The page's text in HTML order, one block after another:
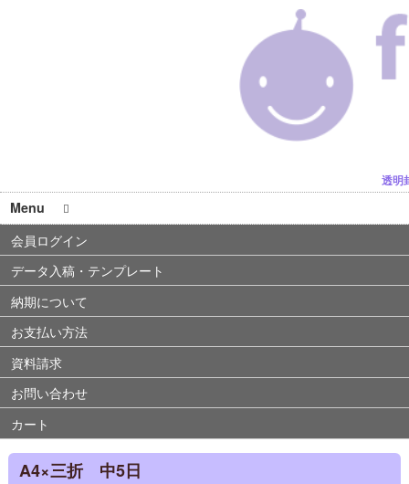
透明
Menu
会員ログイン
データ入稿・テンプレート
納期について
お支払い方法
資料請求
お問い合わせ
カート
A4×三折 中5日